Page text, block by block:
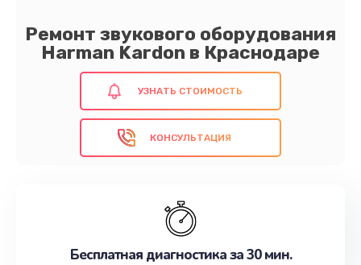
Ремонт звукового оборудования
Harman Kardon в Краснодаре
УЗНАТЬ СТОИМОСТЬ
КОНСУЛЬТАЦИЯ
Бесплатная диагностика за 30 мин.